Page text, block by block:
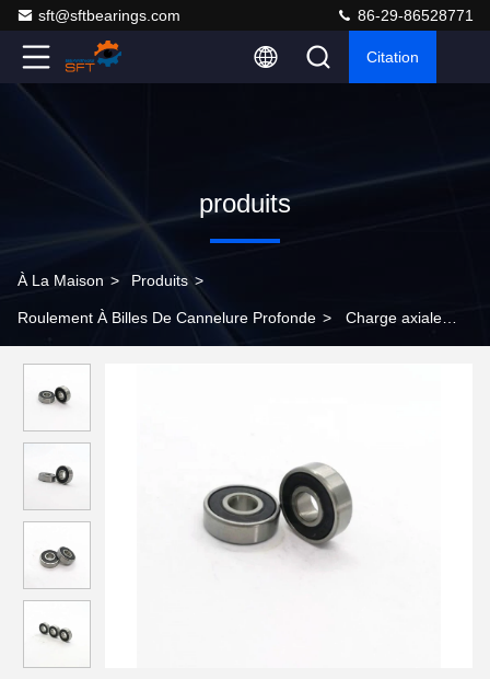
sft@sftbearings.com 86-29-86528771
Citation
produits
À La Maison > Produits >
Roulement À Billes De Cannelure Profonde > Charge axiale
S625-2RS pour les machines agricoles